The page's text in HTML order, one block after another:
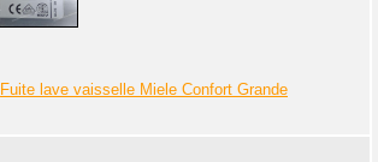
Fuite lave vaisselle Miele Confort Grande